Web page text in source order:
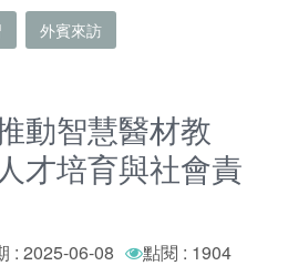
外賓來訪
動智慧醫材教
才培育與社會責
: 2025-06-08
點閱 : 1904